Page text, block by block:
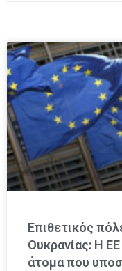
Επιθετικός
Ουκρανίας: Η
άτομα που